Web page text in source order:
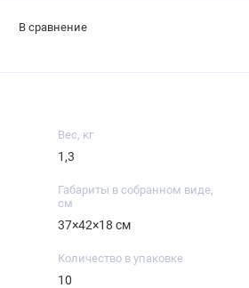
В сравнение
Вес, кг
1,3
Габариты в собранном виде,
см
37×42×18 см
Количество в упаковке
10